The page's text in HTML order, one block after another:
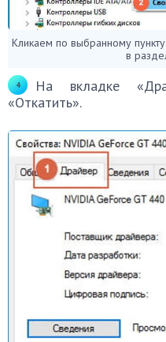
Кликаем по выбранному
в
На вкладке
«Откатить».